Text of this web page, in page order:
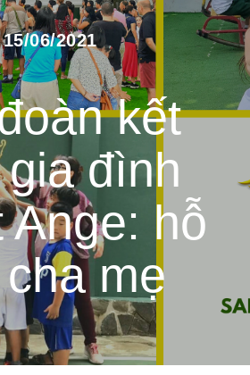
15/06/2021
kết
đình
Ange: hỗ
mẹ